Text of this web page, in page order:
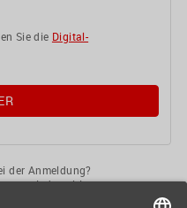
Sie die Digital-
der Anmeldung?
gerne jederzeit!